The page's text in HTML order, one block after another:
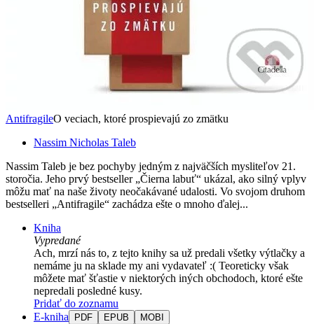
AntifragileO veciach, ktoré prospievajú zo zmätku
Nassim Nicholas Taleb
Nassim Taleb je bez pochyby jedným z najväčších mysliteľov 21.
storočia. Jeho prvý bestseller „Čierna labuť“ ukázal, ako silný vplyv
môžu mať na naše životy neočakávané udalosti. Vo svojom druhom
bestselleri „Antifragile“ zachádza ešte o mnoho ďalej...
Kniha
Vypredané
Ach, mrzí nás to, z tejto knihy sa už predali všetky výtlačky a
nemáme ju na sklade my ani vydavateľ :( Teoreticky však
môžete mať šťastie v niektorých iných obchodoch, ktoré ešte
nepredali posledné kusy.
Pridať do zoznamu
E-kniha
PDF EPUB MOBI